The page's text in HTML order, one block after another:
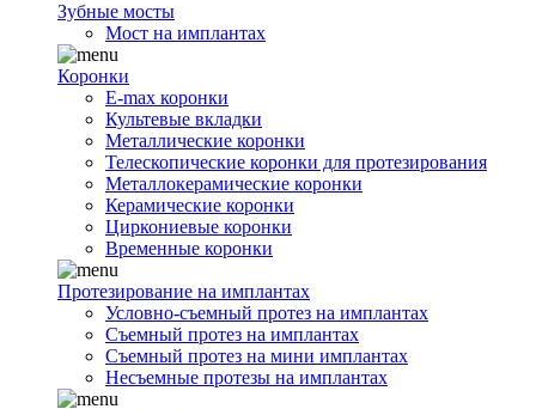
Зубные мосты
Мост на имплантах
Коронки
E-max коронки
Культевые вкладки
Металлические коронки
Телескопические коронки для протезирования
Металлокерамические коронки
Керамические коронки
Циркониевые коронки
Временные коронки
Протезирование на имплантах
Условно-съемный протез на имплантах
Съемный протез на имплантах
Съемный протез на мини имплантах
Несъемные протезы на имплантах